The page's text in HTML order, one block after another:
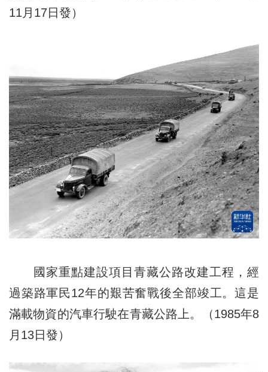
11月17日發）
國家重點建設項目青藏公路改建工程，經
過築路軍民12年的艱苦奮戰後全部竣工。這是
滿載物資的汽車行駛在青藏公路上。（1985年8
月13日發）